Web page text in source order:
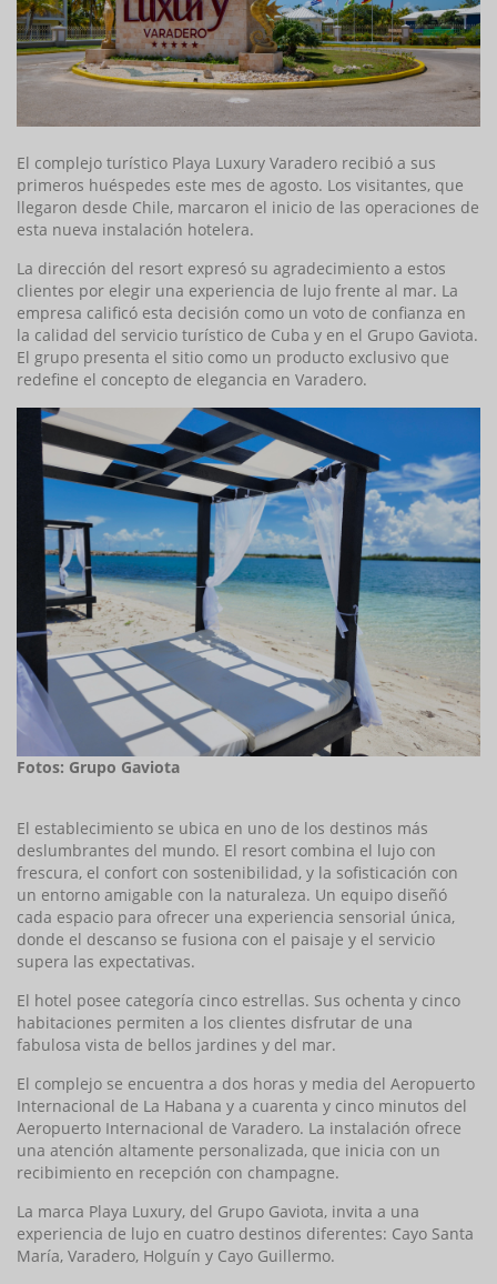
El complejo turístico Playa Luxury Varadero recibió a sus
primeros huéspedes este mes de agosto. Los visitantes, que
llegaron desde Chile, marcaron el inicio de las operaciones de
esta nueva instalación hotelera.
La dirección del resort expresó su agradecimiento a estos
clientes por elegir una experiencia de lujo frente al mar. La
empresa calificó esta decisión como un voto de confianza en
la calidad del servicio turístico de Cuba y en el Grupo Gaviota.
El grupo presenta el sitio como un producto exclusivo que
redefine el concepto de elegancia en Varadero.
Fotos: Grupo Gaviota
El establecimiento se ubica en uno de los destinos más
deslumbrantes del mundo. El resort combina el lujo con
frescura, el confort con sostenibilidad, y la sofisticación con
un entorno amigable con la naturaleza. Un equipo diseñó
cada espacio para ofrecer una experiencia sensorial única,
donde el descanso se fusiona con el paisaje y el servicio
supera las expectativas.
El hotel posee categoría cinco estrellas. Sus ochenta y cinco
habitaciones permiten a los clientes disfrutar de una
fabulosa vista de bellos jardines y del mar.
El complejo se encuentra a dos horas y media del Aeropuerto
Internacional de La Habana y a cuarenta y cinco minutos del
Aeropuerto Internacional de Varadero. La instalación ofrece
una atención altamente personalizada, que inicia con un
recibimiento en recepción con champagne.
La marca Playa Luxury, del Grupo Gaviota, invita a una
experiencia de lujo en cuatro destinos diferentes: Cayo Santa
María, Varadero, Holguín y Cayo Guillermo.